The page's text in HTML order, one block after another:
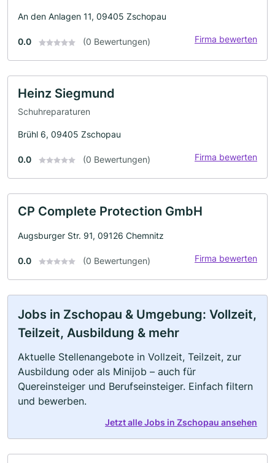
An den Anlagen 11, 09405 Zschopau
0.0 (0 Bewertungen) Firma bewerten
Heinz Siegmund
Schuhreparaturen
Brühl 6, 09405 Zschopau
0.0 (0 Bewertungen) Firma bewerten
CP Complete Protection GmbH
Augsburger Str. 91, 09126 Chemnitz
0.0 (0 Bewertungen) Firma bewerten
Jobs in Zschopau & Umgebung: Vollzeit,
Teilzeit, Ausbildung & mehr
Aktuelle Stellenangebote in Vollzeit, Teilzeit, zur
Ausbildung oder als Minijob – auch für
Quereinsteiger und Berufseinsteiger. Einfach filtern
und bewerben.
Jetzt alle Jobs in Zschopau ansehen